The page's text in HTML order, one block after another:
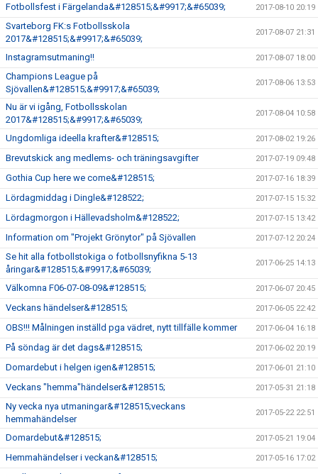
Fotbollsfest i Färgelanda&#128515;&#9917;&#65039; 2017-08-10 20:19
Svarteborg FK:s Fotbollsskola
2017&#128515;&#9917;&#65039;
2017-08-07 21:31
Instagramsutmaning!! 2017-08-07 18:00
Champions League på
Sjövallen&#128515;&#9917;&#65039;
2017-08-06 13:53
Nu är vi igång, Fotbollsskolan
2017&#128515;&#9917;&#65039;
2017-08-04 10:58
Ungdomliga ideella krafter&#128515; 2017-08-02 19:26
Brevutskick ang medlems- och träningsavgifter 2017-07-19 09:48
Gothia Cup here we come&#128515; 2017-07-16 18:39
Lördagmiddag i Dingle&#128522; 2017-07-15 15:32
Lördagmorgon i Hällevadsholm&#128522; 2017-07-15 13:42
Information om "Projekt Grönytor" på Sjövallen 2017-07-12 20:24
Se hit alla fotbollstokiga o fotbollsnyfikna 5-13
åringar&#128515;&#9917;&#65039;
2017-06-25 14:13
Välkomna F06-07-08-09&#128515; 2017-06-07 20:45
Veckans händelser&#128515; 2017-06-05 22:42
OBS!!! Målningen inställd pga vädret, nytt tillfälle kommer 2017-06-04 16:18
På söndag är det dags&#128515; 2017-06-02 20:19
Domardebut i helgen igen&#128515; 2017-06-01 21:10
Veckans "hemma"händelser&#128515; 2017-05-31 21:18
Ny vecka nya utmaningar&#128515;veckans
hemmahändelser
2017-05-22 22:51
Domardebut&#128515; 2017-05-21 19:04
Hemmahändelser i veckan&#128515; 2017-05-16 17:02